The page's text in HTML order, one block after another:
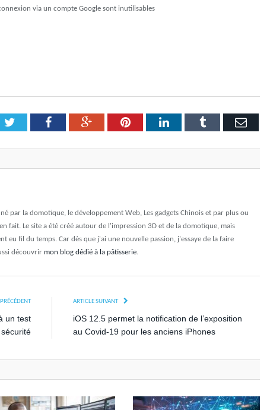
via un compte Google sont inutilisables
TwitterFacebookGoogle+PinterestLinkedInTumblr Email
par la domotique, le développement Web, Les gadgets Chinois et par plus ou
fait. Le site a été créé autour de l'impression 3D et de la domotique, mais
eu fil du temps. Car dès que j'ai une nouvelle passion, j'essaye de la faire
découvrir mon blog dédié à la pâtisserie
un test
ARTICLE SUIVANT
iOS 12.5 permet la notification de l’exposition
au Covid-19 pour les anciens iPhones